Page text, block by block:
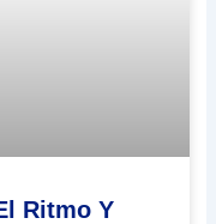
Ritmo Y